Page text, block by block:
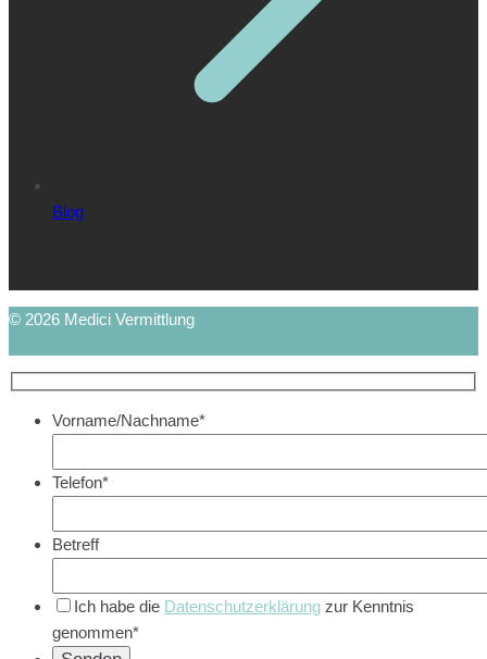
Blog
© 2026 Medici Vermittlung
Vorname/Nachname*
Telefon*
Betreff
Ich habe die Datenschutzerklärung zur Kenntnis
genommen*